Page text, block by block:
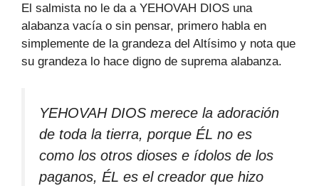
El salmista no le da a YEHOVAH DIOS una
alabanza vacía o sin pensar, primero habla en
simplemente de la grandeza del Altísimo y nota que
su grandeza lo hace digno de suprema alabanza.
YEHOVAH DIOS merece la adoración
de toda la tierra, porque ÉL no es
como los otros dioses e ídolos de los
paganos, ÉL es el creador que hizo